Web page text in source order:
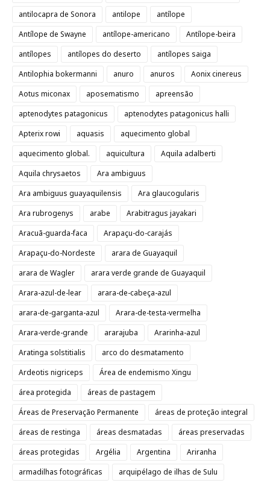
antilocapra de Sonora
antilope
antílope
Antílope de Swayne
antílope-americano
Antílope-beira
antílopes
antílopes do deserto
antílopes saiga
Antilophia bokermanni
anuro anuros
Aonix cinereus
Aotus miconax
aposematismo
apreensão
aptenodytes patagonicus
aptenodytes patagonicus halli
Apterix rowi
aquasis
aquecimento global
aquecimento global.
aquicultura
Aquila adalberti
Aquila chrysaetos
Ara ambiguus
Ara ambiguus guayaquilensis
Ara glaucogularis
Ara rubrogenys
arabe
Arabitragus jayakari
Aracuã-guarda-faca
Arapaçu-do-carajás
Arapaçu-do-Nordeste
arara de Guayaquil
arara de Wagler
arara verde grande de Guayaquil
Arara-azul-de-lear
arara-de-cabeça-azul
arara-de-garganta-azul
Arara-de-testa-vermelha
Arara-verde-grande
ararajuba
Ararinha-azul
Aratinga solstitialis
arco do desmatamento
Ardeotis nigriceps
Área de endemismo Xingu
área protegida
áreas de pastagem
Áreas de Preservação Permanente
áreas de proteção integral
áreas de restinga
áreas desmatadas
áreas preservadas
áreas protegidas
Argélia Argentina
Ariranha
armadilhas fotográficas
arquipélago de ilhas de Sulu